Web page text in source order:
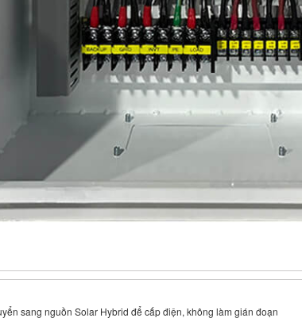
sang nguồn Solar Hybrid để cấp điện, không làm gián đoạn